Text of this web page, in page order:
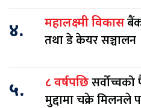
४. महालक्ष्मी विकास
तथा डे केयर सञ्चालन
५. ८ वर्षपछि
मुद्दामा चक्रे मिलनले